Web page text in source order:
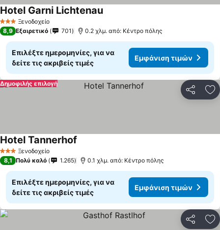
3 ΑστέριαΞενοδοχείο
Hotel Garni Lichtenau
8,9 Εξαιρετικό 701 0.2 χλμ. από: Κέντρο πόλης
Επιλέξτε ημερομηνίες, για να
δείτε τις ακριβείς τιμές
Εμφάνιση τιμών
Δημοφιλής επιλογή
3 ΑστέριαΞενοδοχείο
Hotel Tannerhof
8,1 Πολύ καλό 1.265 0.1 χλμ. από: Κέντρο πόλης
Επιλέξτε ημερομηνίες, για να
δείτε τις ακριβείς τιμές
Εμφάνιση τιμών